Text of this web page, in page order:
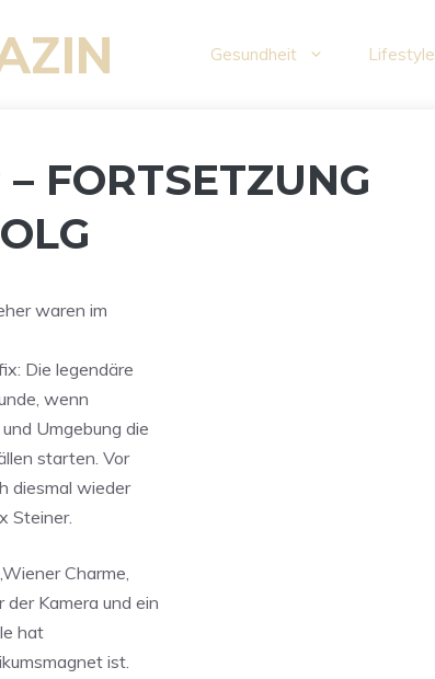
Gesundheit Lifestyle
FORTSETZUNG
waren im
Die legendäre
wenn
Umgebung die
starten. Vor
diesmal wieder
Steiner.
Charme,
Kamera und ein
hat
ist.